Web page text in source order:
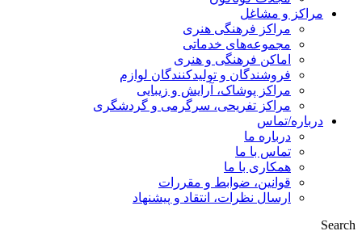
مراکز و مشاغل
مراکز فرهنگی هنری
مجموعه‌های خدماتی
اماکن فرهنگی و هنری
فروشندگان و تولیدکنندگان لوازم
مراکز پوشاک، آرایش و زیبایی
مراکز تفریحی، سرگرمی و گردشگری
درباره/تماس
درباره ما
تماس با ما
همکاری با ما
قوانین، ضوابط و مقررات
ارسال نظرات، انتقاد و پیشنهاد
Search